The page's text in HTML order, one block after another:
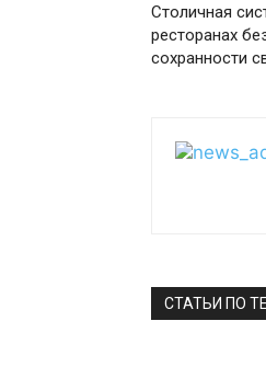
Столичная
ресторанах
сохранности
СТАТЬИ ПО